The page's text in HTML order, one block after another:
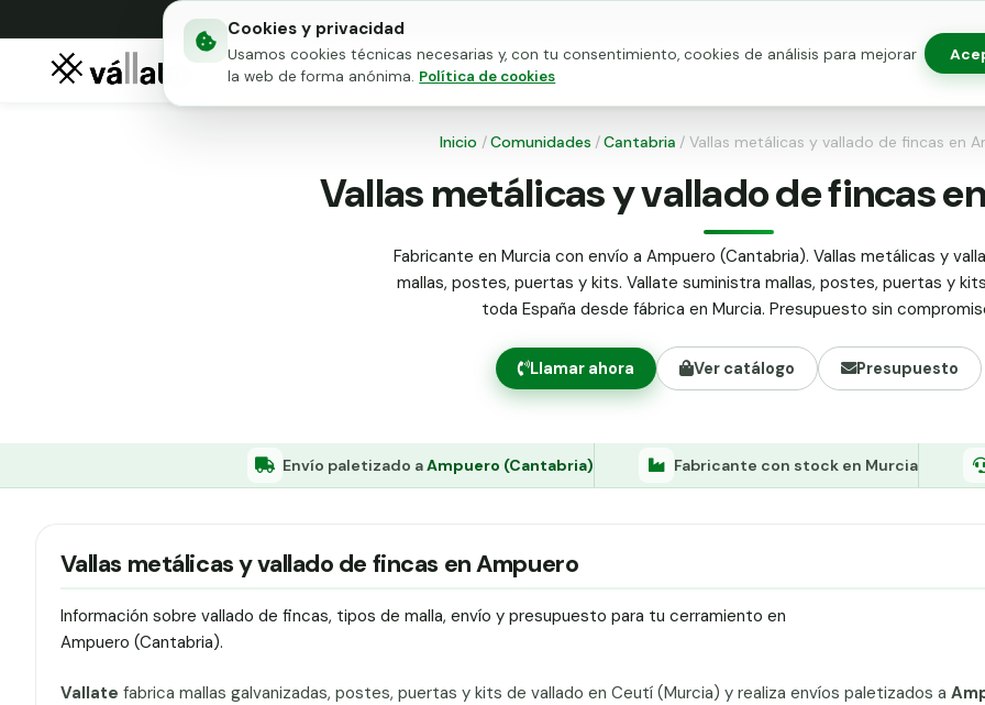
Cookies y privacidad
Usamos cookies técnicas necesarias y, con tu consentimiento, cookies de análisis para mejorar
la web de forma anónima. Política de cookies
Mallas metálicas
Puertas para vallado
Inicio /Comunidades /Cantabria / Vallas metálicas y vallado de fincas en
Vallas metálicas y vallado de fincas
Fabricante en Murcia con envío a Ampuero (Cantabria). Vallas metálicas y
mallas, postes, puertas y kits. Vallate suministra mallas, postes, puertas y
toda España desde fábrica en Murcia. Presupuesto sin
Llamar ahora Ver catálogo Presupuesto
Envío paletizado aAmpuero (Cantabria) Fabricante con stock en Murcia
Vallas metálicas y vallado de fincas en Ampuero
Información sobre vallado de fincas, tipos de malla, envío y presupuesto para tu cerramiento en
Ampuero (Cantabria).
Vallate fabrica mallas galvanizadas, postes, puertas y kits de vallado en Ceutí (Murcia) y realiza envíos paletizados a